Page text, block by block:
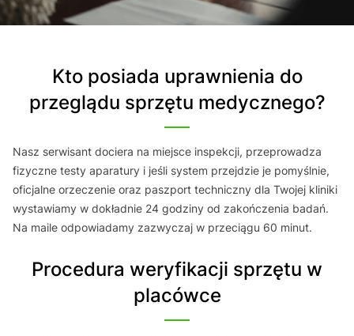
Kto posiada uprawnienia do
przeglądu sprzętu medycznego?
Nasz serwisant dociera na miejsce inspekcji, przeprowadza
fizyczne testy aparatury i jeśli system przejdzie je pomyślnie,
oficjalne orzeczenie oraz paszport techniczny dla Twojej kliniki
wystawiamy w dokładnie 24 godziny od zakończenia badań.
Na maile odpowiadamy zazwyczaj w przeciągu 60 minut.
Procedura weryfikacji sprzętu w
placówce